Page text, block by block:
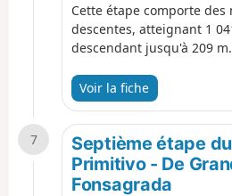
Cette étape comporte des
descentes, atteignant 1
descendant jusqu'à 209
qui retient les eaux du
vues spectaculaires et des
de cette étape un
Voir la fiche
7
Septième étape
Primitivo - De
Fonsagrada